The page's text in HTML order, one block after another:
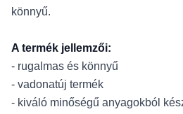
könnyű.
A termék jellemzői:
- rugalmas és könnyű
- vadonatúj termék
- kiváló minőségű anyagokból